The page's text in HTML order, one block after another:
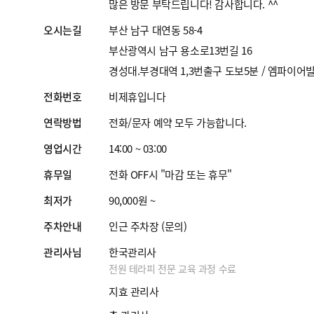
많은 방문 부탁드립니다! 감사합니다. ^^
오시는길
부산 남구 대연동 58-4
부산광역시 남구 용소로13번길 16
경성대.부경대역 1,3번출구 도보5분 / 엠파이어
전화번호
비제휴입니다
연락방법
전화/문자 예약 모두 가능합니다.
영업시간
14:00 ~ 03:00
휴무일
전화 OFF시 "마감 또는 휴무"
최저가
90,000원 ~
주차안내
인근 주차장 (문의)
관리사님
한국관리사
전원 테라피 전문 교육 과정 수료
지효 관리사